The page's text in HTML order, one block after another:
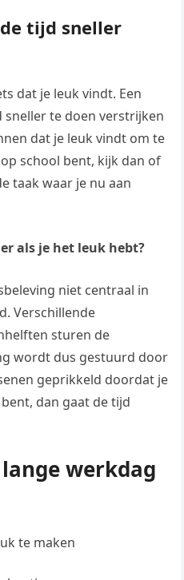
tijd sneller
dat je leuk vindt. Een
te doen verstrijken
dat je leuk vindt om te
school bent, kijk dan of
taak waar je nu aan
als je het leuk hebt?
niet centraal in
Verschillende
sturen de
wordt dus gestuurd door
geprikkeld doordat je
dan gaat de tijd
werkdag
te maken